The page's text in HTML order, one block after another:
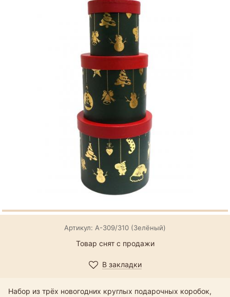
Артикул: А-309/310 (Зелёный)
Товар снят с продажи
В закладки
Набор из трёх новогодних круглых подарочных коробок,